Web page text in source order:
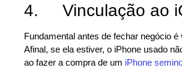
4. Vinculação ao
Fundamental antes de fechar negócio
Afinal, se ela estiver, o iPhone usado
ao fazer a compra de um iPhone